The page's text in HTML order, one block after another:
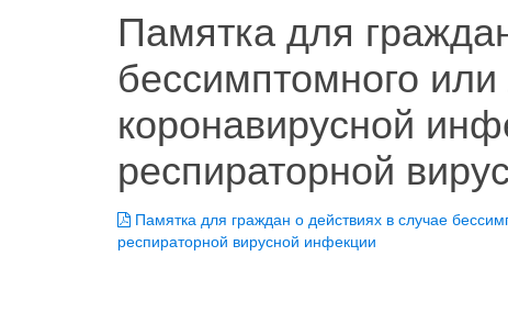
Памятка для
бессимптомного или
коронавирусной
респираторной
Памятка для граждан о действиях в случае
респираторной вирусной инфекции